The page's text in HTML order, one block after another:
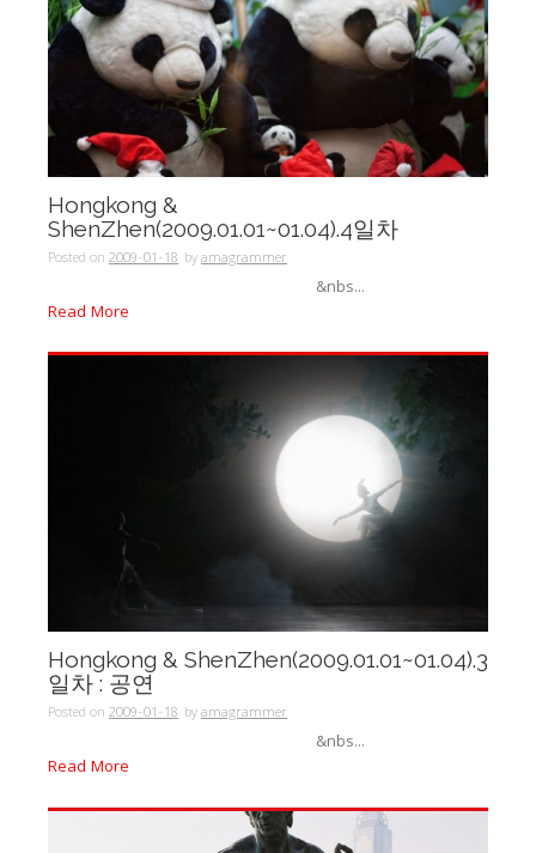
Hongkong &
ShenZhen(2009.01.01~01.04).4일차
Posted on 2009-01-18 byamagrammer
&nbs...
Read More
Hongkong & ShenZhen(2009.01.01~01.04).3
일차 : 공연
Posted on 2009-01-18 byamagrammer
&nbs...
Read More